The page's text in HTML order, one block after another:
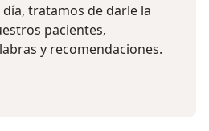
tratamos de darle la
pacientes,
y recomendaciones.